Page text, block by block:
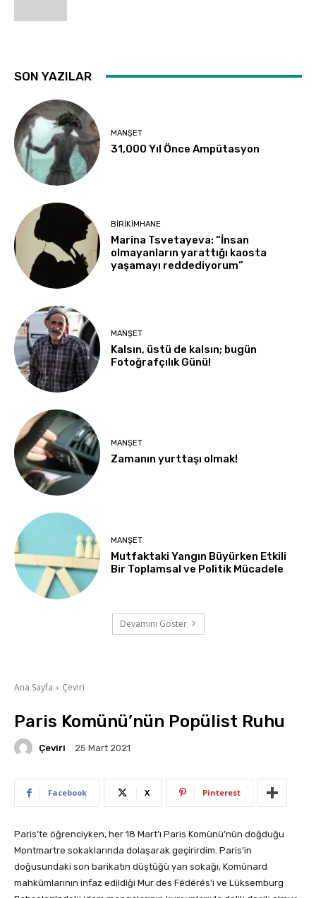
SON YAZILAR
MANŞET
31,000 Yıl Önce Ampütasyon
BIRIKIMHANE
Marina Tsvetayeva: “İnsan
olmayanların yarattığı kaosta
yaşamayı reddediyorum”
MANŞET
Kalsın, üstü de kalsın; bugün
Fotoğrafçılık Günü!
MANŞET
Zamanın yurttaşı olmak!
MANŞET
Mutfaktaki Yangın Büyürken Etkili
Bir Toplamsal ve Politik Mücadele
Devamını Göster